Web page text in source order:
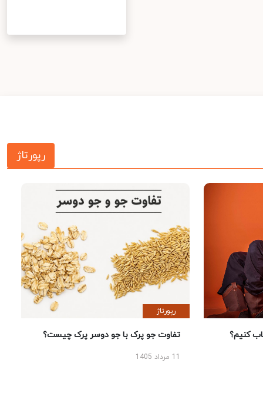
رپورتاژ
کنیم؟
رپورتاژ
تفاوت جو پرک با جو دوسر پرک چیست؟